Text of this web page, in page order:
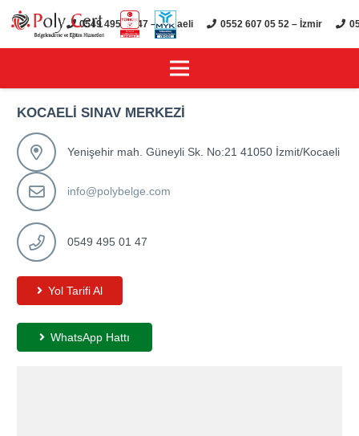
0549 495 01 47 – Kocaeli 0552 607 05 52 – İzmir
KOCAELİ SINAV MERKEZİ
Yenişehir mah. Güneyli Sk. No:21 41050 İzmit/Kocaeli
info@polybelge.com
0549 495 01 47
Yol Tarifi Al
WhatsApp Hattı